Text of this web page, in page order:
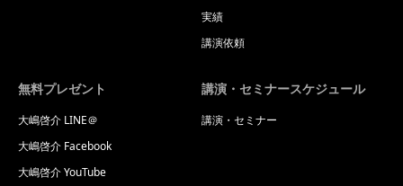
実績
講演依頼
無料プレゼント
大嶋啓介 LINE＠
大嶋啓介 Facebook
大嶋啓介 YouTube
講演・セミナースケジュール
講演・セミナー